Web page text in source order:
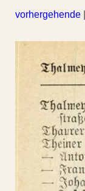
vorhergehende